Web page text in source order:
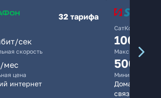
32 тарифа
сек
скорость
мес
цена
интернет
СатКом
100
Максимальная
500
Минимальная
Домашний
связь